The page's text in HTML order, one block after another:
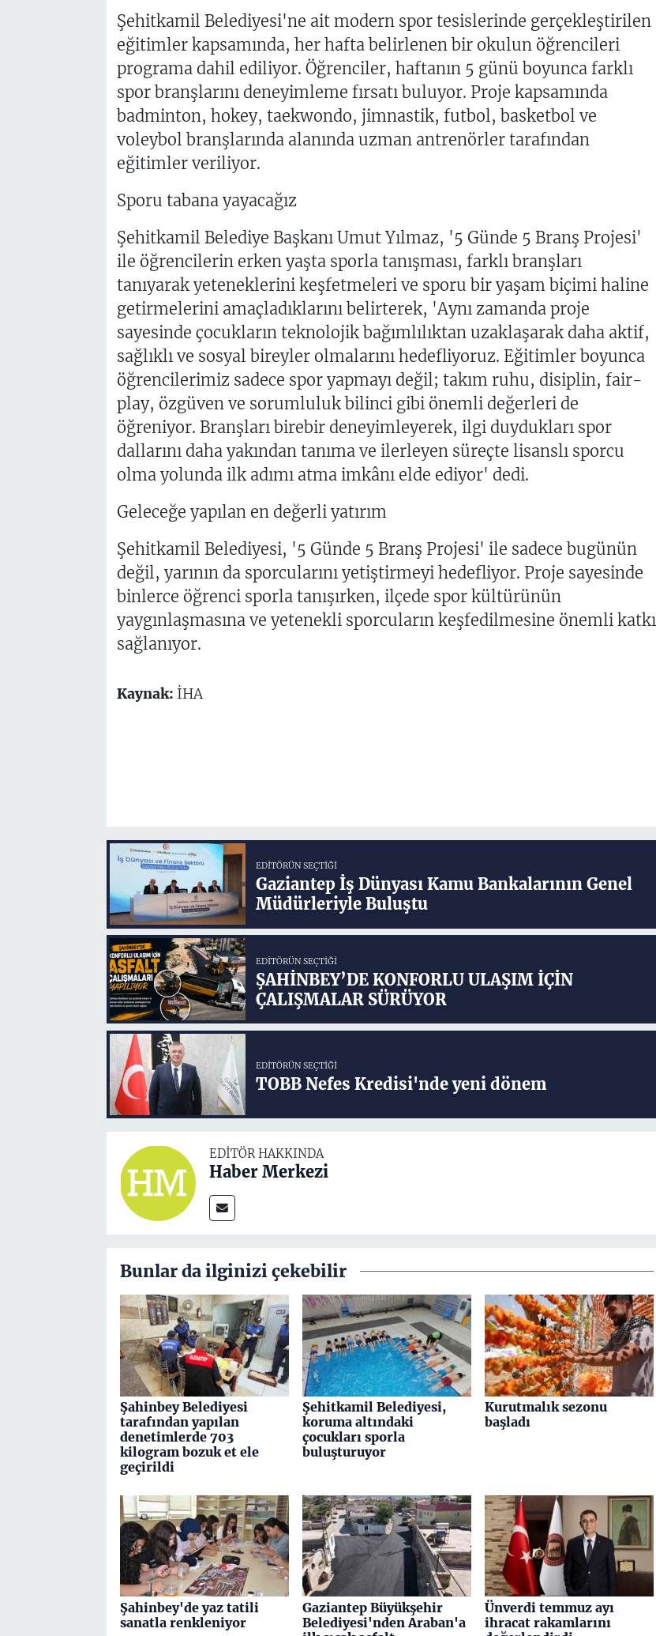
Şehitkamil Belediyesi'ne ait modern spor tesislerinde gerçekleştirilen
eğitimler kapsamında, her hafta belirlenen bir okulun öğrencileri
programa dahil ediliyor. Öğrenciler, haftanın 5 günü boyunca farklı
spor branşlarını deneyimleme fırsatı buluyor. Proje kapsamında
badminton, hokey, taekwondo, jimnastik, futbol, basketbol ve
voleybol branşlarında alanında uzman antrenörler tarafından
eğitimler veriliyor.
Sporu tabana yayacağız
Şehitkamil Belediye Başkanı Umut Yılmaz, '5 Günde 5 Branş Projesi'
ile öğrencilerin erken yaşta sporla tanışması, farklı branşları
tanıyarak yeteneklerini keşfetmeleri ve sporu bir yaşam biçimi haline
getirmelerini amaçladıklarını belirterek, 'Aynı zamanda proje
sayesinde çocukların teknolojik bağımlılıktan uzaklaşarak daha aktif,
sağlıklı ve sosyal bireyler olmalarını hedefliyoruz. Eğitimler boyunca
öğrencilerimiz sadece spor yapmayı değil; takım ruhu, disiplin, fair-
play, özgüven ve sorumluluk bilinci gibi önemli değerleri de
öğreniyor. Branşları birebir deneyimleyerek, ilgi duydukları spor
dallarını daha yakından tanıma ve ilerleyen süreçte lisanslı sporcu
olma yolunda ilk adımı atma imkânı elde ediyor' dedi.
Geleceğe yapılan en değerli yatırım
Şehitkamil Belediyesi, '5 Günde 5 Branş Projesi' ile sadece bugünün
değil, yarının da sporcularını yetiştirmeyi hedefliyor. Proje sayesinde
binlerce öğrenci sporla tanışırken, ilçede spor kültürünün
yaygınlaşmasına ve yetenekli sporcuların keşfedilmesine önemli katkı
sağlanıyor.
Kaynak: İHA
EDITÖRÜN SEÇTIĞI
Gaziantep İş Dünyası Kamu Bankalarının Genel
Müdürleriyle Buluştu
EDITÖRÜN SEÇTIĞI
ŞAHİNBEY’DE KONFORLU ULAŞIM İÇİN
ÇALIŞMALAR SÜRÜYOR
EDITÖRÜN SEÇTIĞI
TOBB Nefes Kredisi'nde yeni dönem
EDITÖR HAKKINDA
Haber Merkezi
Bunlar da ilginizi çekebilir
Şahinbey Belediyesi
tarafından yapılan
denetimlerde 703
kilogram bozuk et ele
geçirildi
Şehitkamil Belediyesi,
koruma altındaki
çocukları sporla
buluşturuyor
Kurutmalık sezonu
başladı
Şahinbey'de yaz tatili
sanatla renkleniyor
Gaziantep Büyükşehir
Belediyesi'nden Araban'a
Ünverdi temmuz ayı
ihracat rakamlarını